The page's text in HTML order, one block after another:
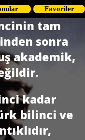
Favoriler
tam
sonra
akademik,
kadar
bilinci ve